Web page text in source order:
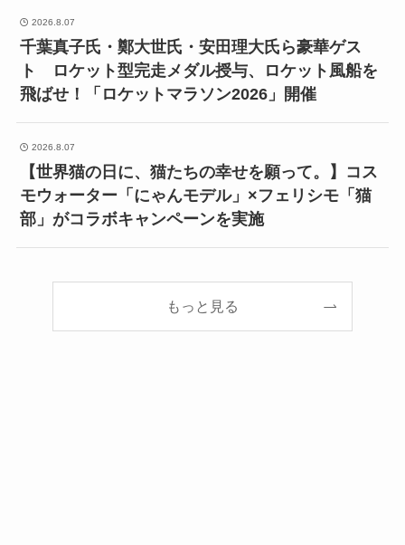
2026.8.07
千葉真子氏・鄭大世氏・安田理大氏ら豪華ゲス
ト ロケット型完走メダル授与、ロケット風船を
飛ばせ！「ロケットマラソン2026」開催
2026.8.07
【世界猫の日に、猫たちの幸せを願って。】コス
モウォーター「にゃんモデル」×フェリシモ「猫
部」がコラボキャンペーンを実施
もっと見る